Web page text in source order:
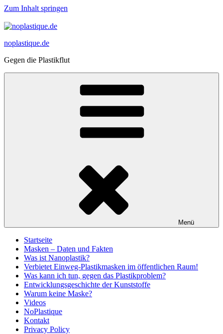
Zum Inhalt springen
noplastique.de
Gegen die Plastikflut
Menü
Startseite
Masken – Daten und Fakten
Was ist Nanoplastik?
Verbietet Einweg-Plastikmasken im öffentlichen Raum!
Was kann ich tun, gegen das Plastikproblem?
Entwicklungsgeschichte der Kunststoffe
Warum keine Maske?
Videos
NoPlastique
Kontakt
Privacy Policy